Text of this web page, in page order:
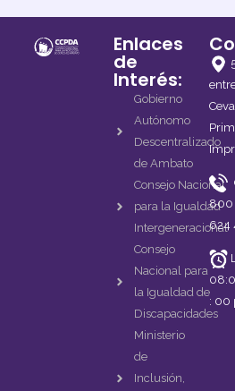
Mas
Enlaces
de
Interés:
Gobierno
Autónomo
Descentralizado
de Ambato
Consejo Nacional
para la Igualdad
Intergeneracional
Consejo
Nacional para
la Igualdad de
Discapacidades
Ministerio
de
Inclusión,
800
624
: 00